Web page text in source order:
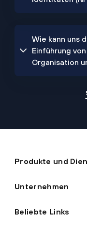
Wie kann uns
Einführung
Organisation
Produkte und
Unternehmen
Beliebte Links